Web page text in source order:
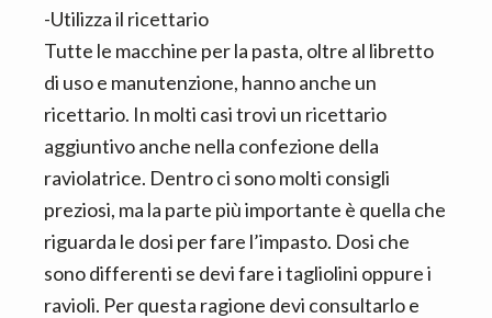
-Utilizza il ricettario
Tutte le macchine per la pasta, oltre al libretto
di uso e manutenzione, hanno anche un
ricettario. In molti casi trovi un ricettario
aggiuntivo anche nella confezione della
raviolatrice. Dentro ci sono molti consigli
preziosi, ma la parte più importante è quella che
riguarda le dosi per fare l’impasto. Dosi che
sono differenti se devi fare i tagliolini oppure i
ravioli. Per questa ragione devi consultarlo e